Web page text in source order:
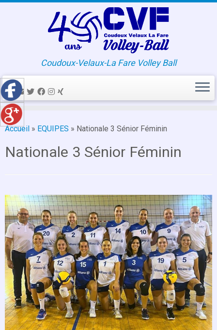
Passer
au
Coudoux-Velaux-La Fare Volley Ball
Accueil » EQUIPES » Nationale 3 Sénior Féminin
Nationale 3 Sénior Féminin